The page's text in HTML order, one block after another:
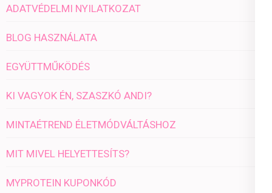
ADATVÉDELMI NYILATKOZAT
BLOG HASZNÁLATA
EGYÜTTMŰKÖDÉS
KI VAGYOK ÉN, SZASZKÓ ANDI?
MINTAÉTREND ÉLETMÓDVÁLTÁSHOZ
MIT MIVEL HELYETTESÍTS?
MYPROTEIN KUPONKÓD